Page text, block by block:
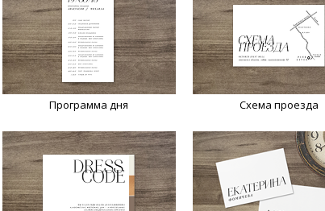
Программа дня Схема проезда